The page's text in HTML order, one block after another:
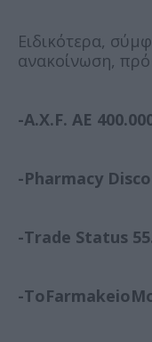
Ειδικότερα,
ανακοίνωση,
-A.X.F. ΑΕ
-Pharmacy
-Trade Status
-